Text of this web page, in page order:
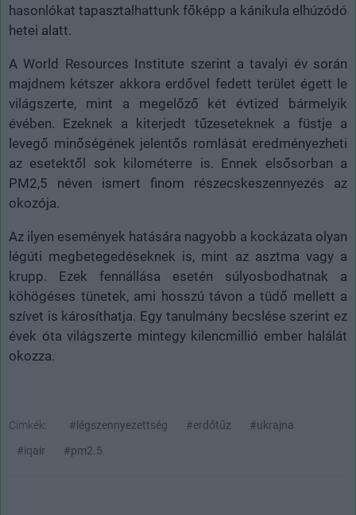
hasonlókat tapasztalhattunk főképp a kánikula elhúzódó
hetei alatt.
A World Resources Institute szerint a tavalyi év során
majdnem kétszer akkora erdővel fedett terület égett le
világszerte, mint a megelőző két évtized bármelyik
évében. Ezeknek a kiterjedt tűzeseteknek a füstje a
levegő minőségének jelentős romlását eredményezheti
az esetektől sok kilométerre is. Ennek elsősorban a
PM2,5 néven ismert finom részecskeszennyezés az
okozója.
Az ilyen események hatására nagyobb a kockázata olyan
légúti megbetegedéseknek is, mint az asztma vagy a
krupp. Ezek fennállása esetén súlyosbodhatnak a
köhögéses tünetek, ami hosszú távon a tüdő mellett a
szívet is károsíthatja. Egy tanulmány becslése szerint ez
évek óta világszerte mintegy kilencmillió ember halálát
okozza.
Címkék: #légszennyezettség #erdőtűz
#ukrajna
#iqair
#pm2.5